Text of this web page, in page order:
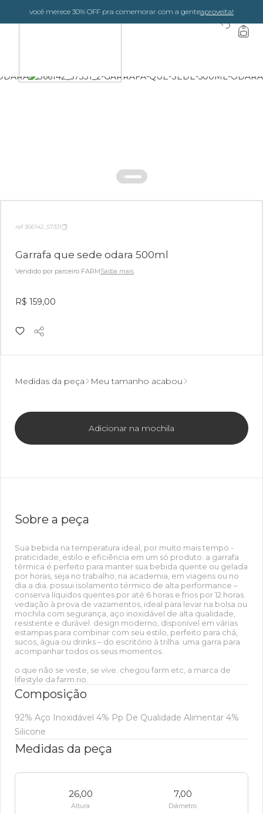
você merece 30% OFF pra comemorar com a genteaproveita!
ref 366142_57331
Garrafa que sede odara 500ml
Vendido por parceiro FARMSaiba mais
R$ 159,00
Medidas da peça Meu tamanho acabou
Adicionar na mochila
Sobre a peça
Sua bebida na temperatura ideal, por muito mais tempo -
praticidade, estilo e eficiência em um só produto. a garrafa
térmica é perfeito para manter sua bebida quente ou gelada
por horas, seja no trabalho, na academia, em viagens ou no
dia a dia. possui isolamento térmico de alta performance –
conserva líquidos quentes por até 6 horas e frios por 12 horas.
vedação à prova de vazamentos, ideal para levar na bolsa ou
mochila com segurança, aço inoxidável de alta qualidade,
resistente e durável. design moderno, disponível em várias
estampas para combinar com seu estilo, perfeito para chá,
sucos, água ou drinks – do escritório à trilha. uma garra para
acompanhar todos os seus momentos.
o que não se veste, se vive. chegou farm etc, a marca de
lifestyle da farm rio.
Composição
92% Aço Inoxidável 4% Pp De Qualidade Alimentar 4%
Silicone
Medidas da peça
26,00
Altura
7,00
Diâmetro